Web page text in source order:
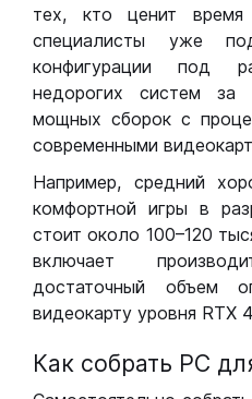
тех, кто ценит
специалисты уже
конфигурации под
недорогих систем
мощных сборок с
современными
Например, средний
комфортной игры в
стоит около 100–120
включает
достаточный объем
видеокарту уровня RTX
Как собрать РС